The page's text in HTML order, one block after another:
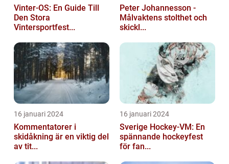
Vinter-OS: En Guide Till
Den Stora
Vintersportfest...
Peter Johannesson -
Målvaktens stolthet och
skickl...
16 januari 2024
Kommentatorer i
skidåkning är en viktig del
av tit...
16 januari 2024
Sverige Hockey-VM: En
spännande hockeyfest
för fan...